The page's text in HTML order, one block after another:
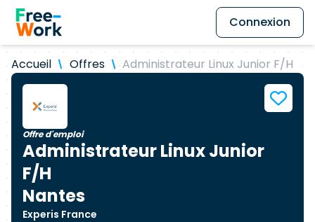
Connexion
Accueil Offres Administrateur Linux Junior F/H
Offre d'emploi
Administrateur Linux Junior
F/H
Nantes
Experis France